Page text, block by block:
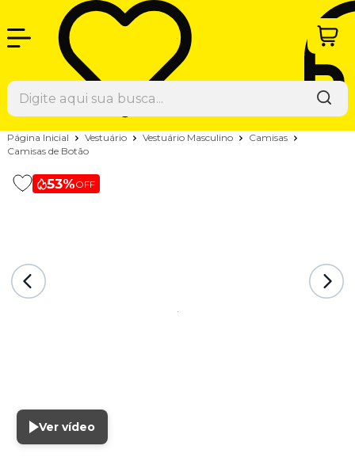
Página Inicial Vestuário Vestuário Masculino
Camisas
Camisas de Botão
53%OFF
Ver vídeo